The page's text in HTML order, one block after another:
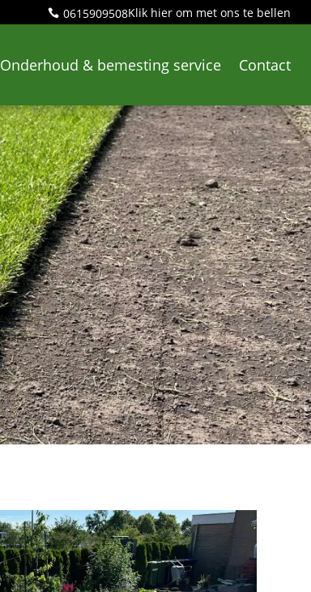
 0615909508Klik hier om met ons te bellen
Onderhoud & bemesting service Contact